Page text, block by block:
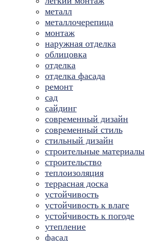
металл
металлочерепица
монтаж
наружная отделка
облицовка
отделка
отделка фасада
ремонт
сад
сайдинг
современный дизайн
современный стиль
стильный дизайн
строительные материалы
строительство
теплоизоляция
террасная доска
устойчивость
устойчивость к влаге
устойчивость к погоде
утепление
фасад